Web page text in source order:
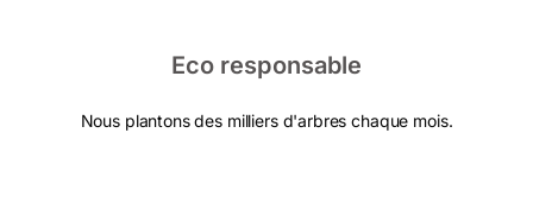
Eco responsable
Nous plantons des milliers d'arbres chaque mois.